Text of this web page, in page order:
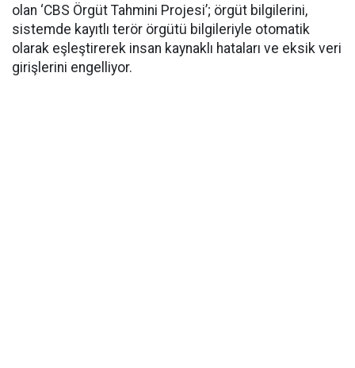
olan ‘CBS Örgüt Tahmini Projesi’; örgüt bilgilerini,
sistemde kayıtlı terör örgütü bilgileriyle otomatik
olarak eşleştirerek insan kaynaklı hataları ve eksik veri
girişlerini engelliyor.